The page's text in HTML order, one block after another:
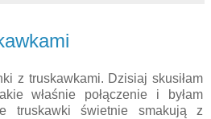
z truskawkami. Dzisiaj skusiłam
właśnie połączenie i byłam
truskawki świetnie smakują z